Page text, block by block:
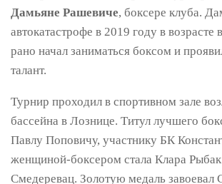
Дамьяне Рашевиче, боксере клуба.
автокатастрофе в 2019 году в возрасте
рано начал заниматься боксом и
талант.
Турнир проходил в спортивном зале
бассейна в Лознице. Титул лучшего
Павлу Поповичу, участнику БК
женщиной-боксером стала Клара
Смедеревац. Золотую медаль завоевал